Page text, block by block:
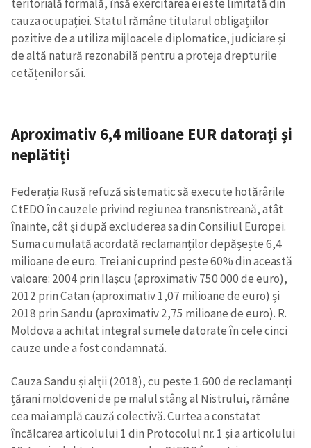
teritorială formală, însă exercitarea ei este limitată din
cauza ocupației. Statul rămâne titularul obligațiilor
pozitive de a utiliza mijloacele diplomatice, judiciare și
de altă natură rezonabilă pentru a proteja drepturile
cetățenilor săi.
Aproximativ 6,4 milioane EUR datorați și
neplătiți
Federația Rusă refuză sistematic să execute hotărârile
CtEDO în cauzele privind regiunea transnistreană, atât
înainte, cât și după excluderea sa din Consiliul Europei.
Suma cumulată acordată reclamanților depășește 6,4
milioane de euro. Trei ani cuprind peste 60% din această
valoare: 2004 prin Ilașcu (aproximativ 750 000 de euro),
2012 prin Catan (aproximativ 1,07 milioane de euro) și
2018 prin Sandu (aproximativ 2,75 milioane de euro). R.
Moldova a achitat integral sumele datorate în cele cinci
cauze unde a fost condamnată.
Cauza Sandu și alții (2018), cu peste 1.600 de reclamanți
țărani moldoveni de pe malul stâng al Nistrului, rămâne
cea mai amplă cauză colectivă. Curtea a constatat
încălcarea articolului 1 din Protocolul nr. 1 și a articolului